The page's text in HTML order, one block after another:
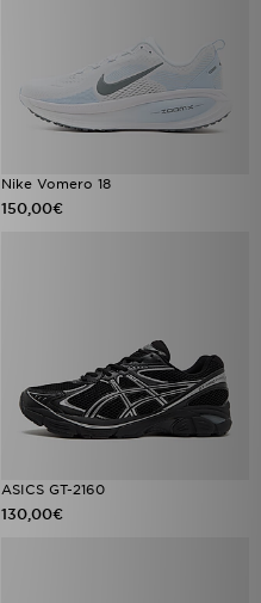
Nike Vomero 18
150,00€
ASICS GT-2160
130,00€